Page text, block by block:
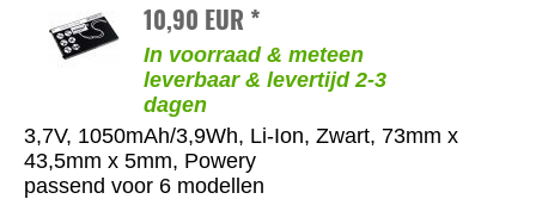
10,90 EUR *
In voorraad & meteen
leverbaar & levertijd 2-3
dagen
3,7V, 1050mAh/3,9Wh, Li-Ion, Zwart, 73mm x
43,5mm x 5mm, Powery
passend voor 6 modellen